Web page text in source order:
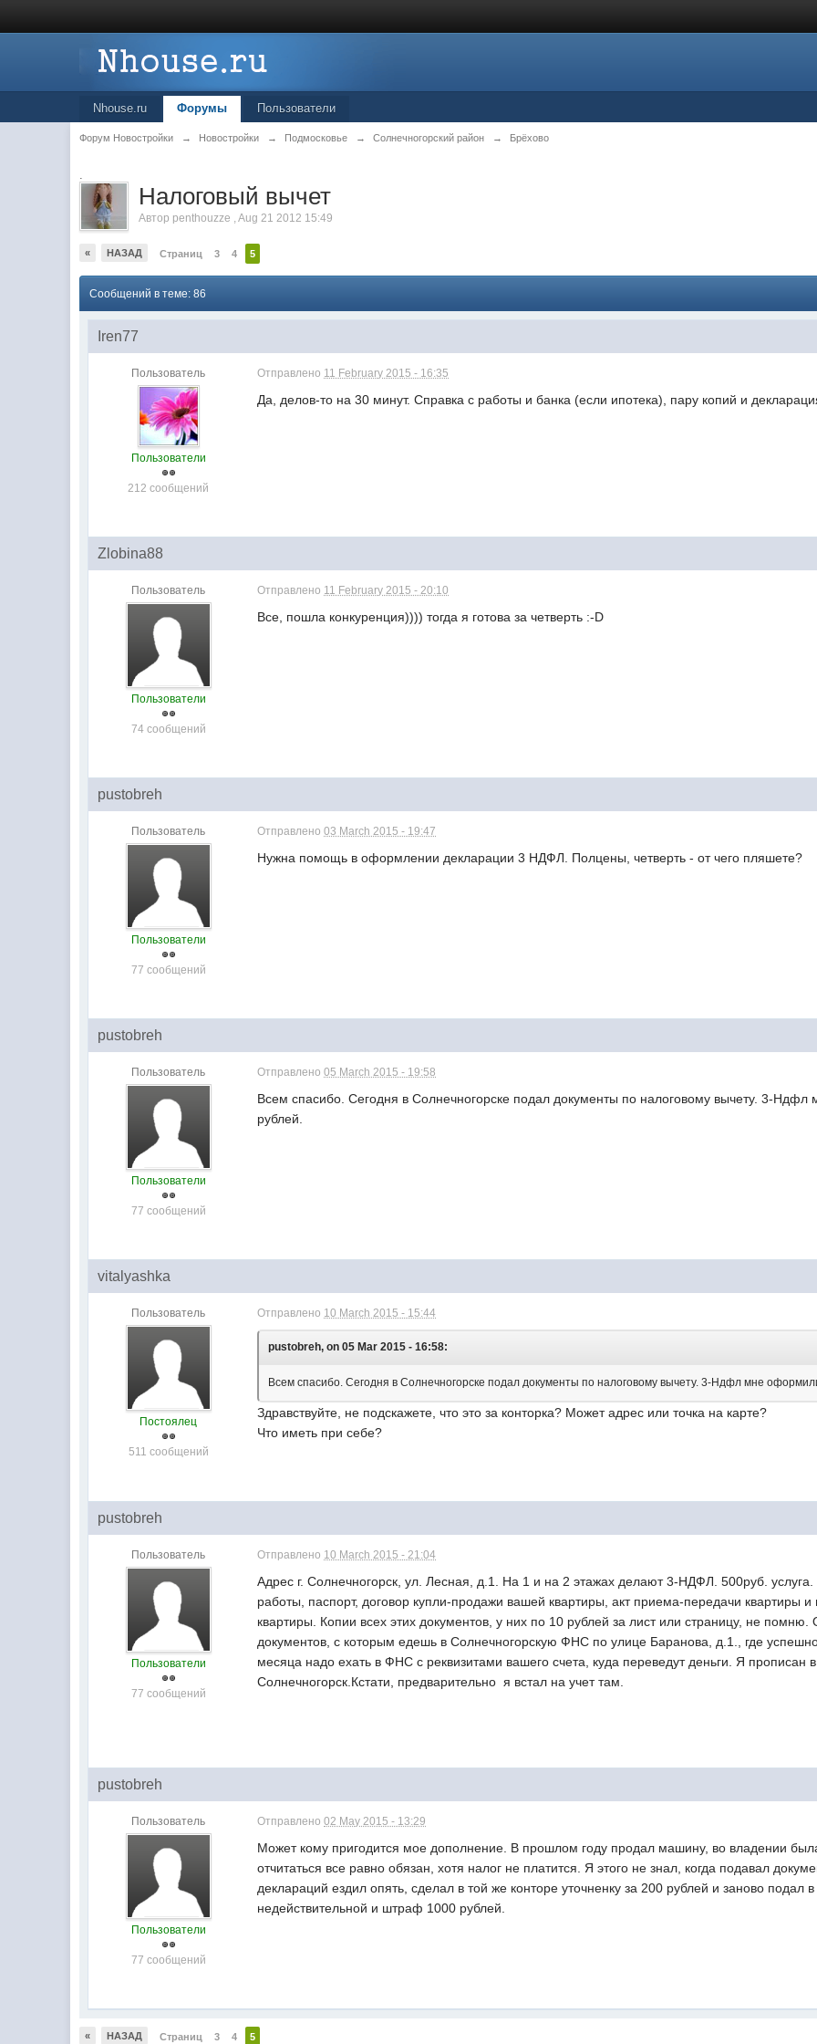
Nhouse.ru Форумы Пользователи
Форум Новостройки → Новостройки → Подмосковье → Солнечногорский район → Брёхово
.
Налоговый вычет
Автор penthouzze ,Aug 21 2012 15:49
« НАЗАД Страниц 3 4 5
Сообщений в теме: 86
Iren77
Пользователь
Пользователи
212 сообщений
Отправлено 11 February 2015 - 16:35
Да, делов-то на 30 минут. Справка с работы и банка (если ипотека), пару копий и
Zlobina88
Пользователь
Пользователи
74 сообщений
Отправлено 11 February 2015 - 20:10
Все, пошла конкуренция)))) тогда я готова за четверть :-D
pustobreh
Пользователь
Пользователи
77 сообщений
Отправлено03 March 2015 - 19:47
Нужна помощь в оформлении декларации 3 НДФЛ. Полцены, четверть - от чего пляшете?
pustobreh
Пользователь
Пользователи
77 сообщений
Отправлено05 March 2015 - 19:58
Всем спасибо. Сегодня в Солнечногорске подал документы по налоговому вычету. 3-
рублей.
vitalyashka
Пользователь
Постоялец
511 сообщений
Отправлено 10 March 2015 - 15:44
pustobreh, on 05 Mar 2015 - 16:58:
Всем спасибо. Сегодня в Солнечногорске подал документы по налоговому вычету. 3-Ндфл мне
Здравствуйте, не подскажете, что это за конторка? Может адрес или точка на карте?
Что иметь при себе?
pustobreh
Пользователь
Пользователи
77 сообщений
Отправлено 10 March 2015 - 21:04
Адрес г. Солнечногорск, ул. Лесная, д.1. На 1 и на 2 этажах делают 3-НДФЛ. 500руб.
работы, паспорт, договор купли-продажи вашей квартиры, акт приема-передачи квартиры
квартиры. Копии всех этих документов, у них по 10 рублей за лист или страницу, не помню.
документов, с которым едешь в Солнечногорскую ФНС по улице Баранова, д.1., где
месяца надо ехать в ФНС с реквизитами вашего счета, куда переведут деньги. Я прописан
Солнечногорск.Кстати, предварительно я встал на учет там.
pustobreh
Пользователь
Пользователи
77 сообщений
Отправлено02 May 2015 - 13:29
Может кому пригодится мое дополнение. В прошлом году продал машину, во владении
отчитаться все равно обязан, хотя налог не платится. Я этого не знал, когда подавал
деклараций ездил опять, сделал в той же конторе уточненку за 200 рублей и заново
недействительной и штраф 1000 рублей.
« НАЗАД Страниц 3 4 5